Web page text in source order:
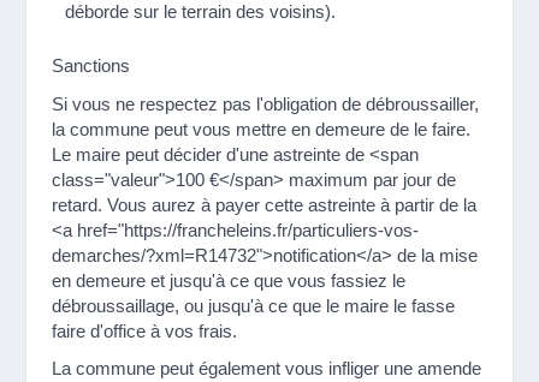
déborde sur le terrain des voisins).
Sanctions
Si vous ne respectez pas l'obligation de débroussailler,
la commune peut vous mettre en demeure de le faire.
Le maire peut décider d'une astreinte de <span
class="valeur">100 €</span> maximum par jour de
retard. Vous aurez à payer cette astreinte à partir de la
<a href="https://francheleins.fr/particuliers-vos-
demarches/?xml=R14732">notification</a> de la mise
en demeure et jusqu'à ce que vous fassiez le
débroussaillage, ou jusqu'à ce que le maire le fasse
faire d'office à vos frais.
La commune peut également vous infliger une amende